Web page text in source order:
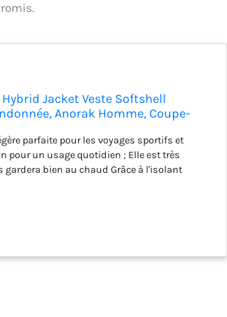
Jacket Veste Softshell
Anorak Homme, Coupe-
parfaite pour les voyages sportifs et
pour un usage quotidien ; Elle est très
gardera bien au chaud Grâce à l'isolant
; l'isolation sans plume est composée à
aux vestes en duvet, l'isolation
d'hiver est pratiquement imperméable à
ne diminuent que Lorsqu'Elle est
chaude à deux composants driclime de